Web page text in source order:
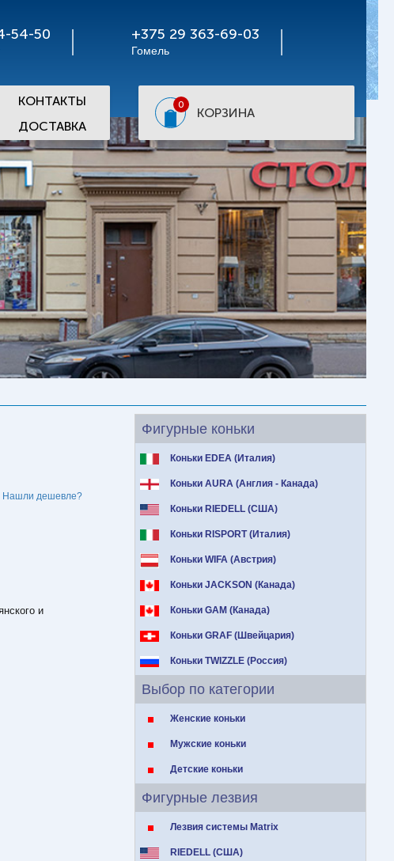
54-50 +375 29 363-69-03
Гомель
КОНТАКТЫ
ДОСТАВКА
0
КОРЗИНА
Фигурные коньки
Коньки EDEA (Италия)
Коньки AURA (Англия - Канада)
Коньки RIEDELL (США)
Коньки RISPORT (Италия)
Коньки WIFA (Австрия)
Коньки JACKSON (Канада)
Коньки GAM (Канада)
Коньки GRAF (Швейцария)
Коньки TWIZZLE (Россия)
Выбор по категории
Женские коньки
Мужские коньки
Детские коньки
Фигурные лезвия
Лезвия системы Matrix
RIEDELL (США)
Нашли дешевле?
и